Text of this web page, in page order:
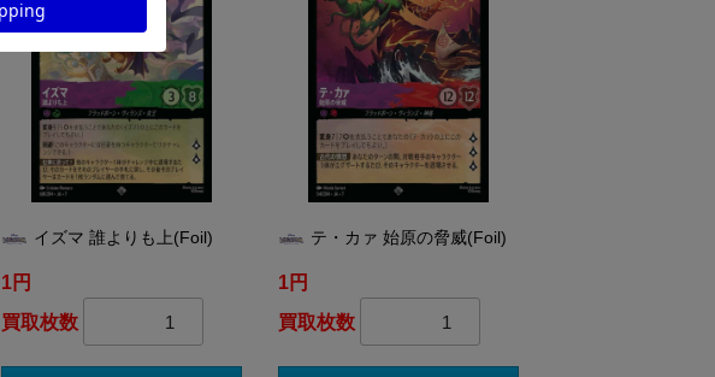
イズマ 誰よりも上(Foil)
1円
買取枚数
テ・カァ 始原の脅威(Foil)
1円
買取枚数